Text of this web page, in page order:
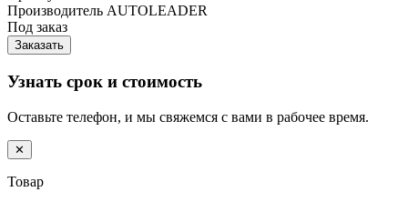
Производитель AUTOLEADER
Под заказ
Заказать
Узнать срок и стоимость
Оставьте телефон, и мы свяжемся с вами в рабочее время.
✕
Товар